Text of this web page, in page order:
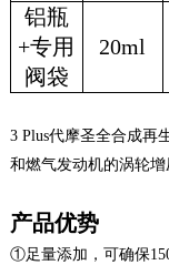
铝瓶
+专用
阀袋
20ml
3 Plus代摩圣全合成再
和燃气发动机的涡轮增
产品优势
①足量添加，可确保